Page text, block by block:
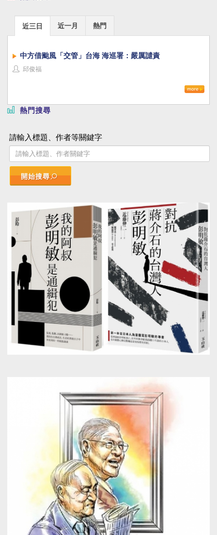
近三日 近一月 熱門
中方借颱風「交管」台海 海巡署：嚴厲譴責
邱俊福
熱門搜尋
請輸入標題、作者等關鍵字
開始搜尋